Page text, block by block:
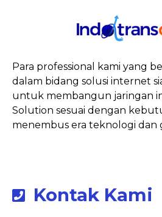
Para professional kami yang
dalam bidang solusi internet
untuk membangun jaringan
Solution sesuai dengan
menembus era teknologi dan
Kontak Kami